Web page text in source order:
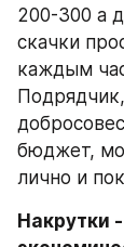
200-300 а
скачки
каждым
бюджет,
лично и
Накрутки